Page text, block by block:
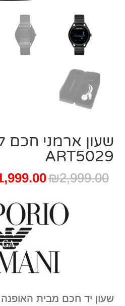
שעון ארמני חכם
ART5029
₪2,999.00
המחיר
היה:
שעון יד חכם מבית האופנה